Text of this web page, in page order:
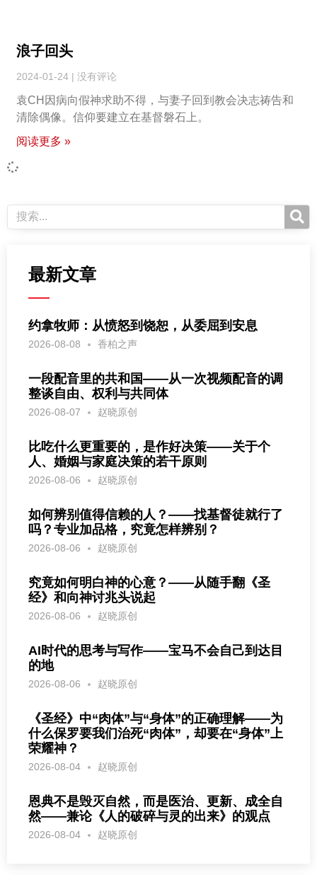
浪子回头
2024-01-24 没有评论
袁CH因病向假神求助不得，与妻子回到教会决志祷告和
清除偶像。信仰要建立在基督磐石上。
阅读更多 »
最新文章
约拿牧师：从愤怒到饶恕，从委屈到安息
2026-08-08 香柏之声
一段配音里的共和国——从一次视频配音的调
整谈自由、权利与共同体
2026-08-07 赵晓原创
比吃什么更重要的，是作好决策——关于个
人、婚姻与家庭决策的若干原则
2026-08-06 赵晓原创
如何辨别值得信赖的人？——找基督徒就行了
吗？专业加品格，究竟怎样辨别？
2026-08-06 赵晓原创
究竟如何明白神的心意？——从随手翻《圣
经》和向神讨兆头说起
2026-08-06 赵晓原创
AI时代的思考与写作——宝马不会自己到达目
的地
2026-08-06 赵晓原创
《圣经》中“肉体”与“身体”的正确理解——为
什么保罗要我们治死“肉体”，却要在“身体”上
荣耀神？
2026-08-04 赵晓原创
恩典不是毁灭自然，而是医治、更新、成全自
然——兼论《人的破碎与灵的出来》的观点
2026-08-04 赵晓原创